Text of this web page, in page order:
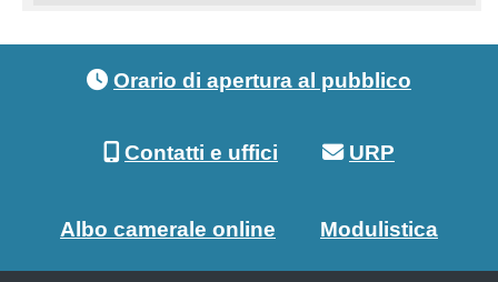
Orario di apertura al pubblico
Contatti e uffici URP
Albo camerale online Modulistica